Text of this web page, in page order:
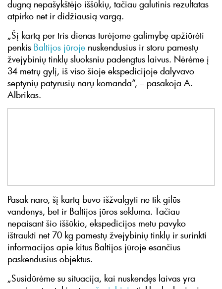
dugną nepašykštėjo iššūkių, tačiau galutinis rezultatas
atpirko net ir didžiausią vargą.
„Šį kartą per tris dienas turėjome galimybę apžiūrėti
penkis Baltijos jūroje nuskendusius ir storu pamestų
žvejybinių tinklų sluoksniu padengtus laivus. Nėrėme į
34 metrų gylį, iš viso šioje ekspedicijoje dalyvavo
septynių patyrusių narų komanda“, – pasakoja A.
Albrikas.
Pasak naro, šį kartą buvo išžvalgyti ne tik gilūs
vandenys, bet ir Baltijos jūros sekluma. Tačiau
nepaisant šio iššūkio, ekspedicijos metu pavyko
ištraukti net 70 kg pamestų žvejybinių tinklų ir surinkti
informacijos apie kitus Baltijos jūroje esančius
paskendusius objektus.
„Susidūrėme su situacija, kai nuskendęs laivas yra